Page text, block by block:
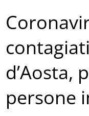
d’Aosta,
persone